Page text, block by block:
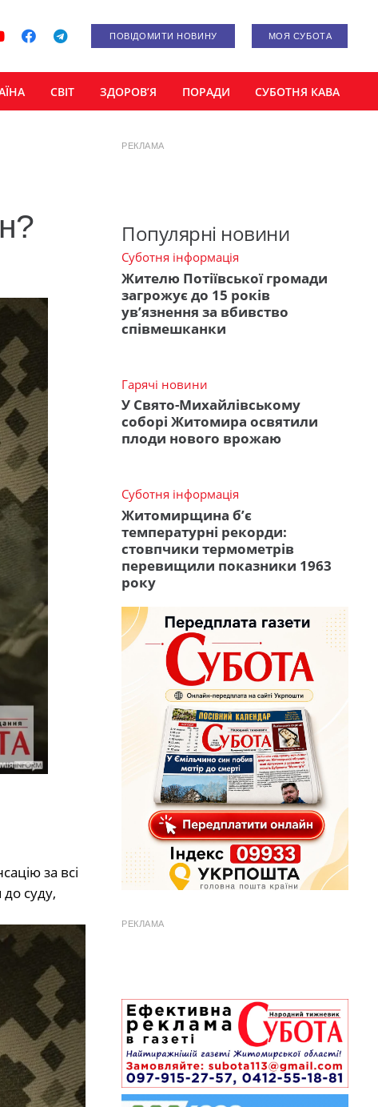
ПОВІДОМИТИ НОВИНУ МОЯ СУБОТА
СВІТ ЗДОРОВ’Я ПОРАДИ СУБОТНЯ КАВА
за всі
суду,
РЕКЛАМА
Популярні новини
Суботня інформація
Жителю Потіївської громади
загрожує до 15 років
ув’язнення за вбивство
співмешканки
Гарячі новини
У Свято-Михайлівському
соборі Житомира освятили
плоди нового врожаю
Суботня інформація
Житомирщина б’є
температурні рекорди:
стовпчики термометрів
перевищили показники 1963
року
РЕКЛАМА